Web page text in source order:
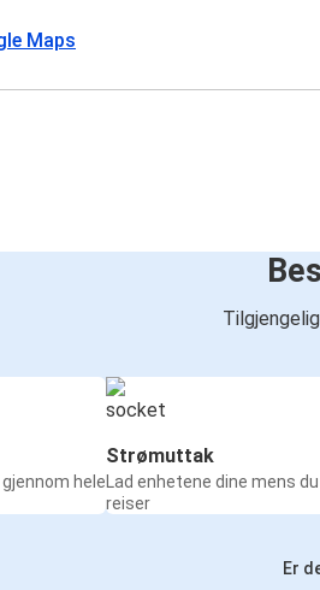
Maps
hele
Strømuttak
Lad enhetene dine mens du
reiser
Er